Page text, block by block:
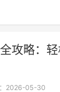
攻略：
2026-05-30